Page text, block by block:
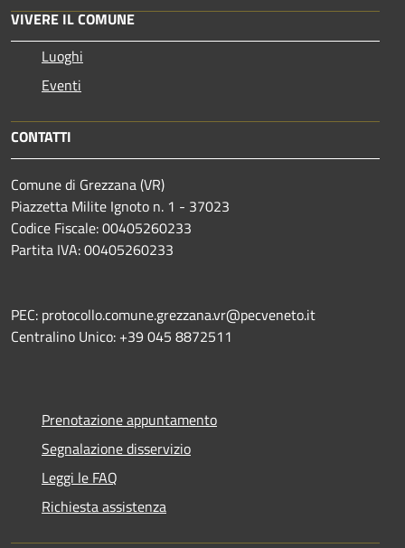
VIVERE IL COMUNE
Luoghi
Eventi
CONTATTI
Comune di Grezzana (VR)
Piazzetta Milite Ignoto n. 1 - 37023
Codice Fiscale: 00405260233
Partita IVA: 00405260233
PEC: protocollo.comune.grezzana.vr@pecveneto.it
Centralino Unico: +39 045 8872511
Prenotazione appuntamento
Segnalazione disservizio
Leggi le FAQ
Richiesta assistenza